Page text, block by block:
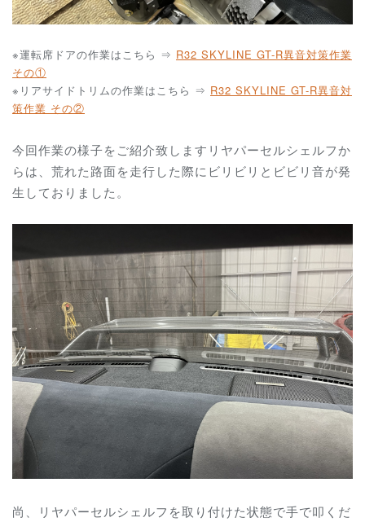
※運転席ドアの作業はこちら ⇒ R32 SKYLINE GT-R異音対策作業
その①
※リアサイドトリムの作業はこちら ⇒ R32 SKYLINE GT-R異音対
策作業 その②
今回作業の様子をご紹介致しますリヤパーセルシェルフか
らは、荒れた路面を走行した際にビリビリとビビリ音が発
生しておりました。
尚、リヤパーセルシェルフを取り付けた状態で手で叩くだ